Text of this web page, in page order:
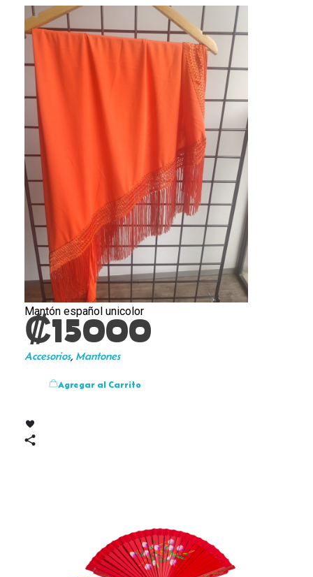
Mantón español unicolor
₡15000
Accesorios, Mantones
Agregar al Carrito